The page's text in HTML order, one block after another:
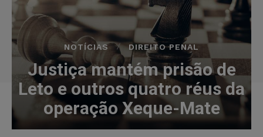
NOTÍCIAS DIREITO PENAL
Justiça mantém prisão de
Leto e outros quatro réus da
operação Xeque-Mate